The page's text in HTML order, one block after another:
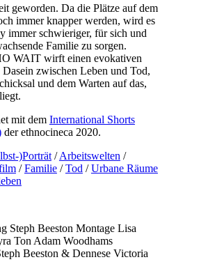
geworden. Da die Plätze auf dem
immer knapper werden, wird es
immer schwieriger, für sich und
Familie zu sorgen.
WAIT wirft einen evokativen
zwischen Leben und Tod,
und dem Warten auf das,
mit dem International Shorts
der ethnocineca 2020.
)Porträt/Arbeitswelten /
/Familie/Tod /Urbane Räume
Steph Beeston Montage Lisa
Ton Adam Woodhams
Beeston & Dennese Victoria